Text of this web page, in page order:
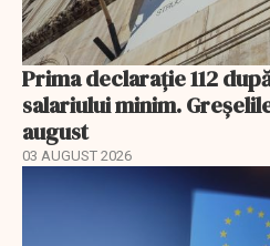
Prima declarație 112
salariului minim.
august
03 AUGUST 2026